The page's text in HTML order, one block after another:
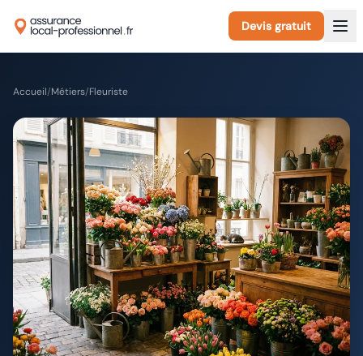
Devis gratuit
Accueil/Métiers/Fleuriste